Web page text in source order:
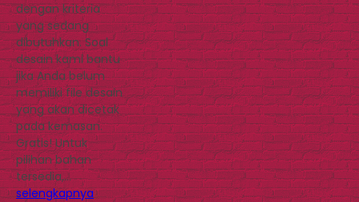
dengan kriteria
yang sedang
dibutuhkan. Soal
desain kami bantu
jika Anda belum
memiliki file desain
yang akan dicetak
pada kemasan.
Gratis! Untuk
pilihan bahan
tersedia,…
selengkapnya